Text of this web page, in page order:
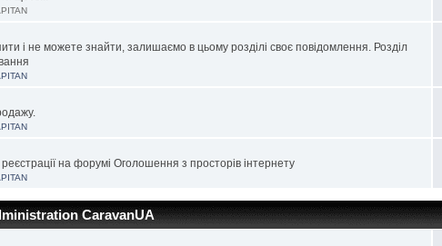
і не можете знайти, залишаємо в цьому розділі своє повідомлення. Розділ
на форумі Оголошення з просторів інтернету
CaravanUA